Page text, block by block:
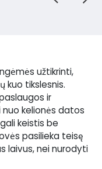
užtikrinti,
kuo tikslesnis.
ir
kelionės datos
keistis be
pasilieka teisę
laivus, nei nurodyti